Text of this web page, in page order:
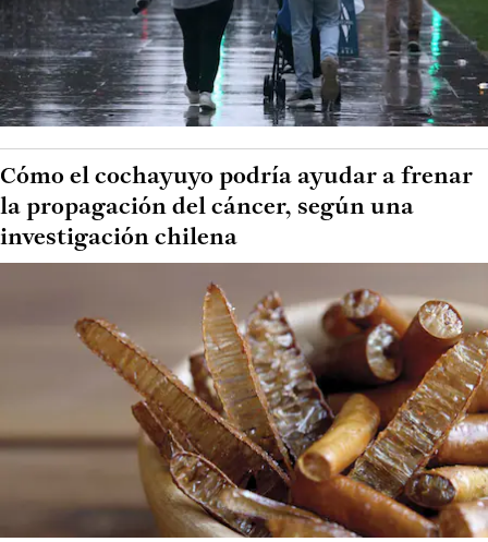
Cómo el cochayuyo podría ayudar a frenar
la propagación del cáncer, según una
investigación chilena